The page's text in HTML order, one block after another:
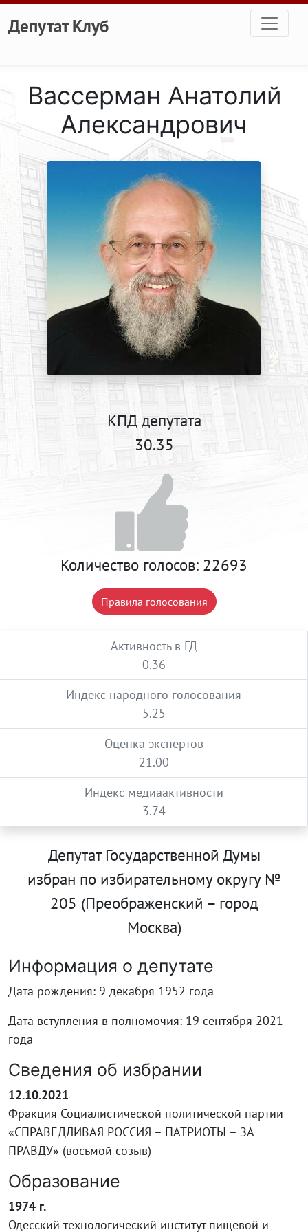
Перейти к основному содержанию
Депутат Клуб
Вассерман Анатолий
Александрович
КПД депутата
30.35
Количество голосов: 22693
Правила голосования
Активность в ГД
0.36
Индекс народного голосования
5.25
Оценка экспертов
21.00
Индекс медиаактивности
3.74
Депутат Государственной Думы
избран по избирательному округу №
205 (Преображенский – город
Москва)
Информация о депутате
Дата рождения: 9 декабря 1952 года
Дата вступления в полномочия: 19 сентября 2021
года
Сведения об избрании
12.10.2021
Фракция Социалистической политической партии
«СПРАВЕДЛИВАЯ РОССИЯ – ПАТРИОТЫ – ЗА
ПРАВДУ» (восьмой созыв)
Образование
1974 г.
Одесский технологический институт пищевой и